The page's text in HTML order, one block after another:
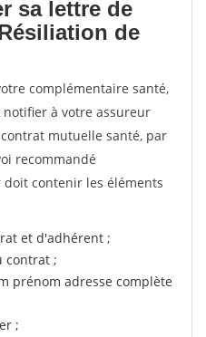
sa lettre de
de
complémentaire santé,
à votre assureur
mutuelle santé, par
recommandé
contenir les éléments
et d'adhérent ;
contrat ;
prénom adresse complète
;